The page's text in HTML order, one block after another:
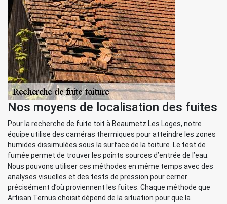
Nos moyens de localisation des fuites
Pour la recherche de fuite toit à Beaumetz Les Loges, notre
équipe utilise des caméras thermiques pour atteindre les zones
humides dissimulées sous la surface de la toiture. Le test de
fumée permet de trouver les points sources d’entrée de l’eau.
Nous pouvons utiliser ces méthodes en même temps avec des
analyses visuelles et des tests de pression pour cerner
précisément d’où proviennent les fuites. Chaque méthode que
Artisan Ternus choisit dépend de la situation pour que la